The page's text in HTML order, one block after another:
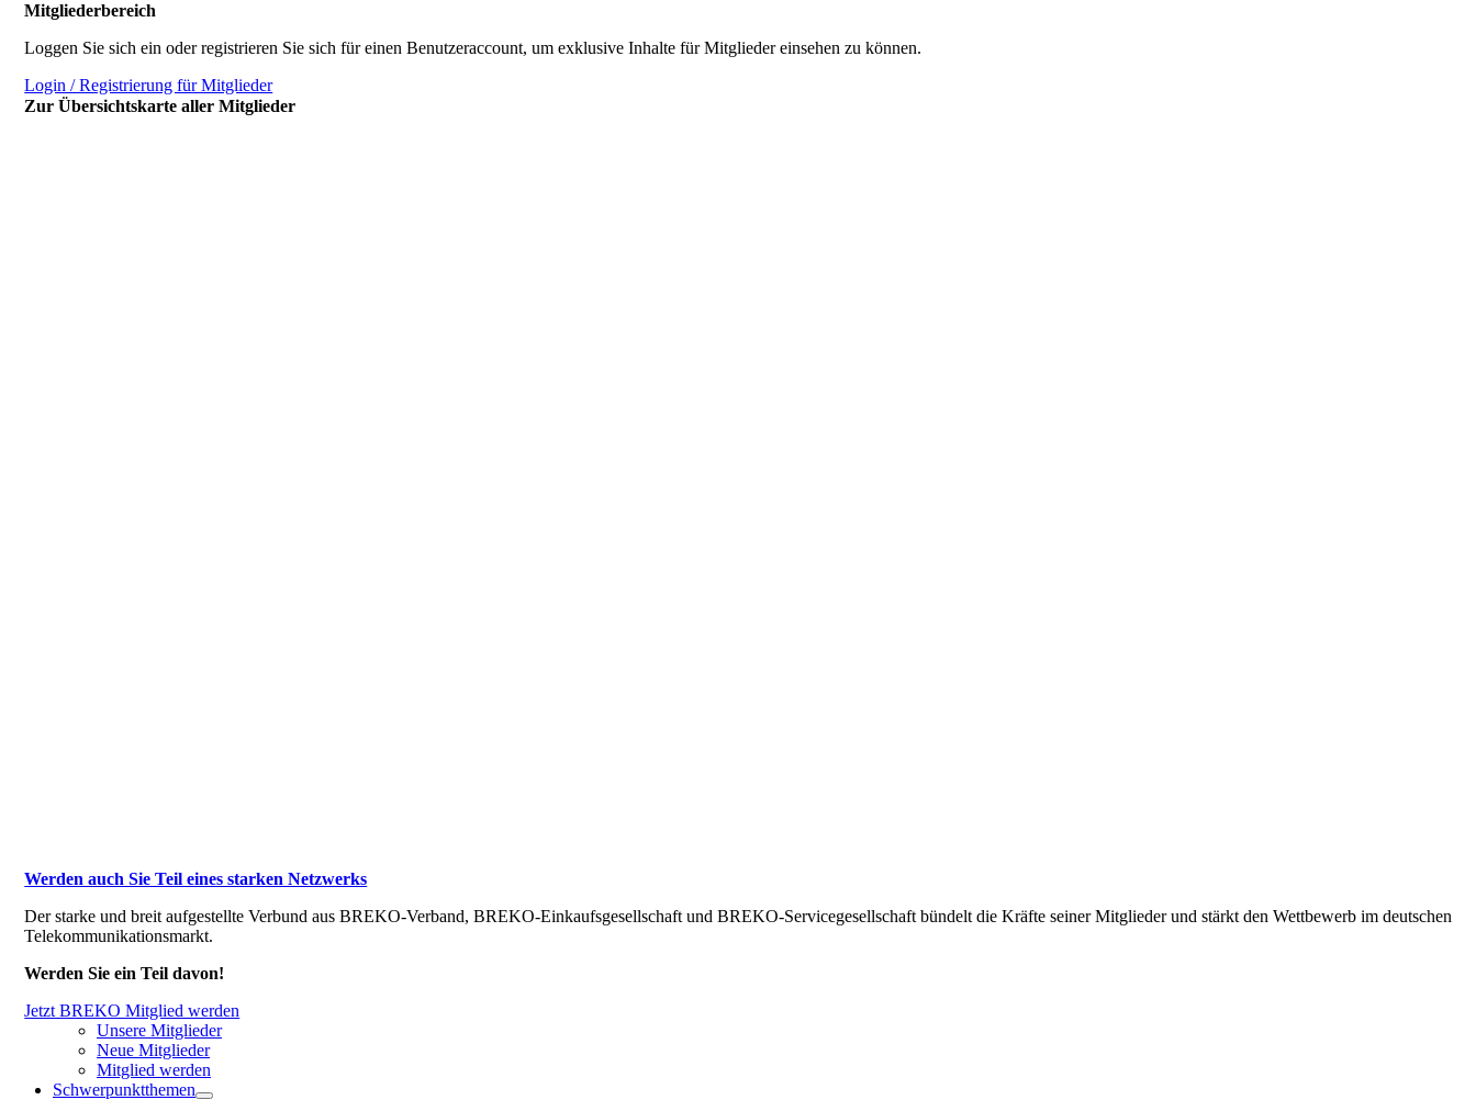
Mitgliederbereich
Loggen Sie sich ein oder registrieren Sie sich für einen Benutzeraccount, um exklusive Inhalte für Mitglieder einsehen zu können.
Login / Registrierung für Mitglieder
Zur Übersichtskarte aller Mitglieder
Werden auch Sie Teil eines starken Netzwerks
Der starke und breit aufgestellte Verbund aus BREKO-Verband, BREKO-Einkaufsgesellschaft und BREKO-Servicegesellschaft bündelt die Kräfte seiner Mitglieder und stärkt den Wettbewerb im deutschen
Telekommunikationsmarkt.
Werden Sie ein Teil davon!
Jetzt BREKO Mitglied werden
Unsere Mitglieder
Neue Mitglieder
Mitglied werden
Schwerpunktthemen